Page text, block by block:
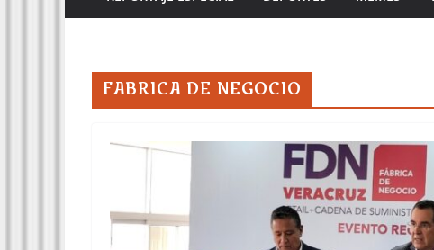
FABRICA DE NEGOCIO